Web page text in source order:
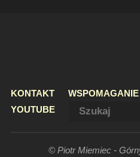
KONTAKT WSPOMAGANIE
YOUTUBE
© Piotr Miemiec -